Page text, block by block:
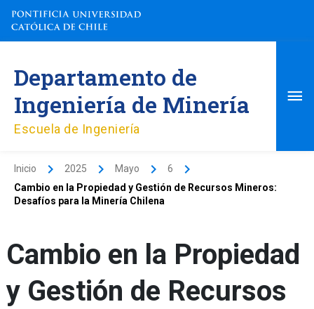
contenido
Departamento de
Ingeniería de Minería
Escuela de Ingeniería
Inicio 2025 Mayo
6
Cambio en la Propiedad y Gestión de Recursos Mineros:
Desafíos para la Minería Chilena
Cambio en la Propiedad
y Gestión de Recursos